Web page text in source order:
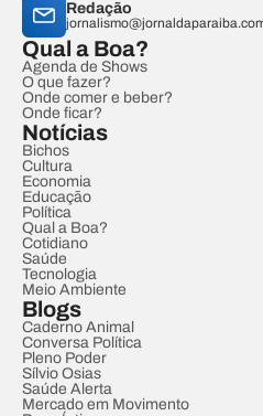
Redação
Qual a Boa?
Agenda de Shows
O que fazer?
Onde comer e beber?
Onde ficar?
Notícias
Bichos
Cultura
Economia
Educação
Política
Qual a Boa?
Cotidiano
Saúde
Tecnologia
Meio Ambiente
Blogs
Caderno Animal
Conversa Política
Pleno Poder
Sílvio Osias
Saúde Alerta
Mercado em Movimento